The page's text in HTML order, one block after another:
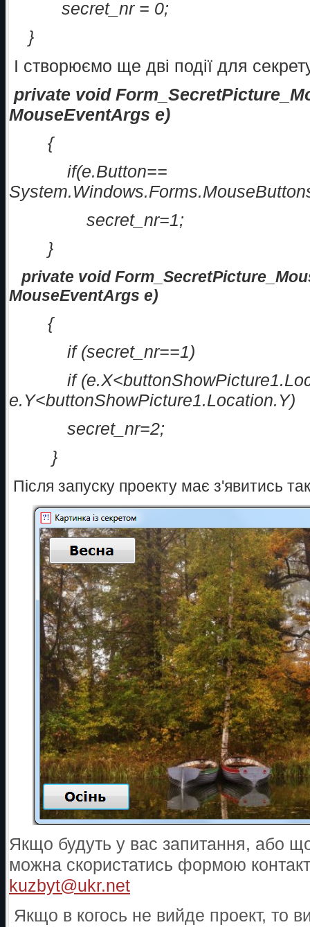
secret_nr = 0;
}
І створюємо ще дві події для
private void
MouseEventArgs e)
{
if(e.Button==
secret_nr=1;
}
private void
MouseEventArgs e)
{
if (secret_nr==1)
if
e.Y<buttonShowPicture1.Location.Y)
secret_nr=2;
}
Після запуску проекту має з'явитись
Якщо будуть у вас запитання, або
можна скористатись формою
kuzbyt@ukr.net
Якщо в когось не вийде проект, то